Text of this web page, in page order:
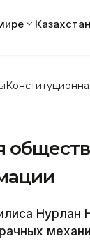
Казахстан
Нурлан